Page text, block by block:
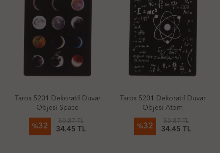
Taros 5201 Dekoratif Duvar
Objesi Space
%32
50.87 TL
34.45 TL
Taros 5201 Dekoratif Duvar
Objesi Atom
%32
50.87 TL
34.45 TL